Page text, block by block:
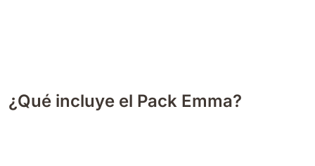
¿Qué incluye el Pack Emma?